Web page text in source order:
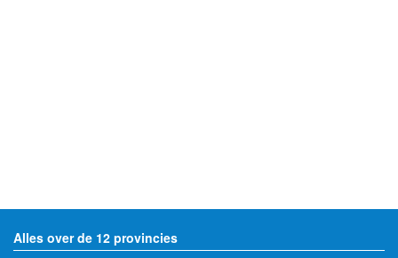
Alles over de 12 provincies